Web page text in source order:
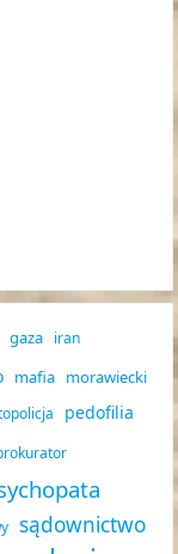
gaza iran
mafia morawiecki
pedofilia
sądownictwo